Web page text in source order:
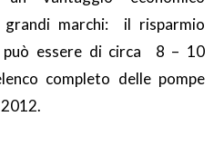
marchi: il risparmio
essere di circa 8 – 10
completo delle pompe